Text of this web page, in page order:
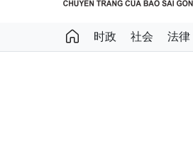
时政 社会 法律